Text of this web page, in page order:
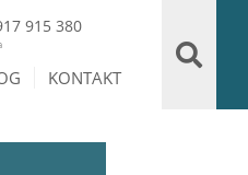
915 380
KONTAKT